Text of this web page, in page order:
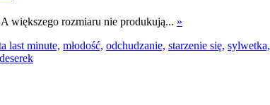
większego rozmiaru nie produkują... »
last minute, młodość, odchudzanie, starzenie się, sylwetka,